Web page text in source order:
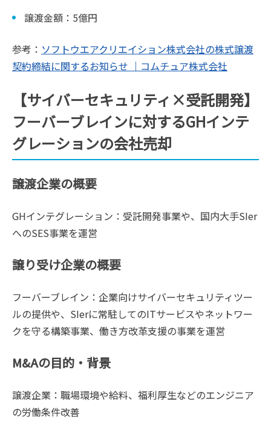
譲渡金額：5億円
参考： ソフトウエアクリエイション株式会社の株式譲渡
契約締結に関するお知らせ ｜コムチュア株式会社
【サイバーセキュリティ×受託開発】
フーバーブレインに対するGHインテ
グレーションの会社売却
譲渡企業の概要
GHインテグレーション：受託開発事業や、国内大手SIer
へのSES事業を運営
譲り受け企業の概要
フーバーブレイン：企業向けサイバーセキュリティツー
ルの提供や、SIerに常駐してのITサービスやネットワー
クを守る構築事業、働き方改革支援の事業を運営
M&Aの目的・背景
譲渡企業：職場環境や給料、福利厚生などのエンジニア
の労働条件改善